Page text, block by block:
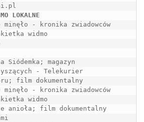
- kronika zwiadowców
widmo
Siódemka; magazyn
- Telekurier
film dokumentalny
- kronika zwiadowców
widmo
anioła; film dokumentalny